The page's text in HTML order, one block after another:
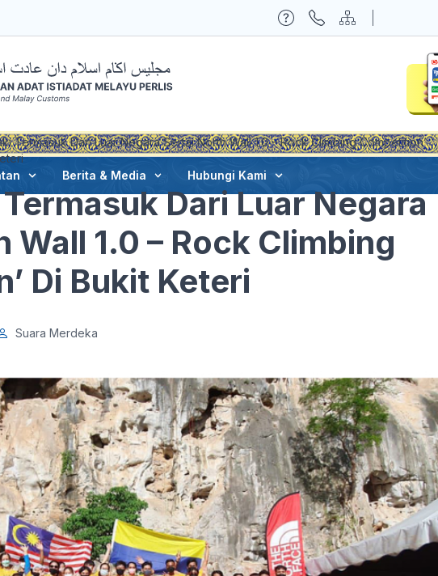
Berita & Media Hubungi Kami
Termasuk Dari Luar Negara Sertai North Wall 1.0 – Rock Climbing Competition’
Dari Luar Negara
Wall 1.0 – Rock Climbing
Di Bukit Keteri
Suara Merdeka